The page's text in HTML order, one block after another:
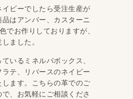
イビーでしたら受注生産が
はアンバー、カスターニ
でお作りしておりますが、
ました。
いるミネルバボックス、
ラテ、リバースのネイビー
ます。こちらの革でのご
、お気軽にご相談くださ